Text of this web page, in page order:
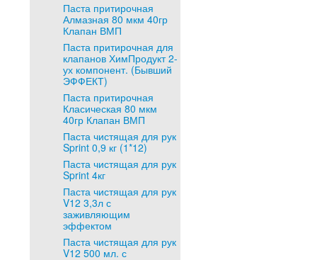
Паста притирочная
Алмазная 80 мкм 40гр
Клапан ВМП
Паста притирочная для
клапанов ХимПродукт 2-
ух компонент. (Бывший
ЭФФЕКТ)
Паста притирочная
Класическая 80 мкм
40гр Клапан ВМП
Паста чистящая для рук
Sprint 0,9 кг (1*12)
Паста чистящая для рук
Sprint 4кг
Паста чистящая для рук
V12 3,3л с
заживляющим
эффектом
Паста чистящая для рук
V12 500 мл. с